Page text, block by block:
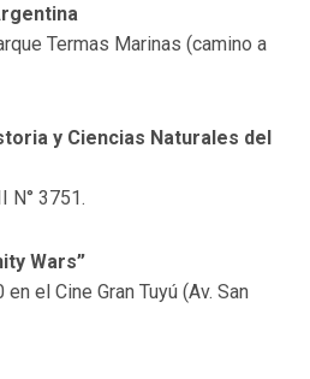
Termas Marinas (camino a
y Ciencias Naturales del
N° 3751.
Wars”
el Cine Gran Tuyú (Av. San